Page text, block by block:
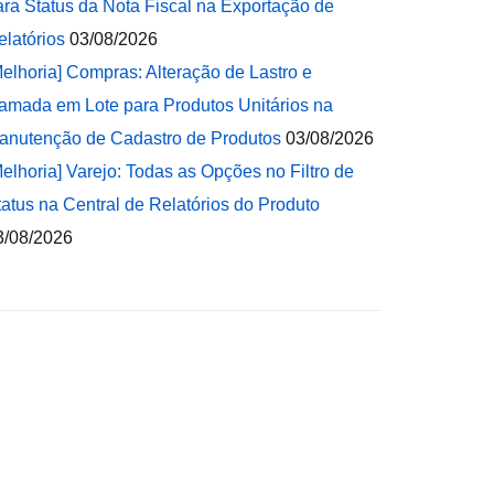
Status da Nota Fiscal na Exportação de
03/08/2026
Compras: Alteração de Lastro e
em Lote para Produtos Unitários na
de Cadastro de Produtos 03/08/2026
Varejo: Todas as Opções no Filtro de
na Central de Relatórios do Produto
08/2026